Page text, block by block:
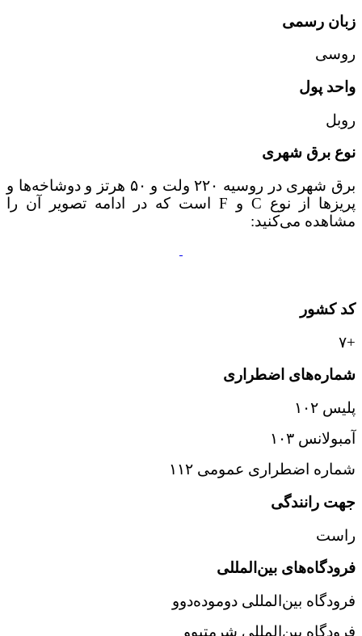
زبان رسمی
روسی
واحد پول
روبل
نوع برق شهری
برق شهری در روسیه ۲۲۰ ولت و ۵۰ هرتز و دوشاخه‌ها و
پریزها از نوع C و F است که در ادامه تصویر آن را
مشاهده می‌کنید:
کد کشور
+۷
شماره‌های اضطراری
پلیس ۱۰۲
آمبولانس ۱۰۳
شماره اضطراری عمومی ۱۱۲
جهت رانندگی
راست
فرودگاه‌های بین‌المللی
فرودگاه بین‌المللی دوموده‌دوو
فرودگاه بین‌المللی شرمتیوو